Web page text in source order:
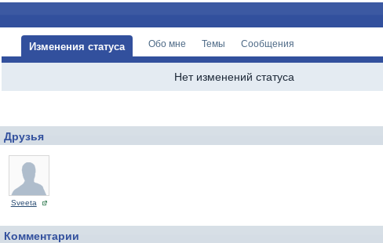
Изменения статуса Обо мне Темы Сообщения
Нет изменений статуса
Друзья
Sveeta
Комментарии